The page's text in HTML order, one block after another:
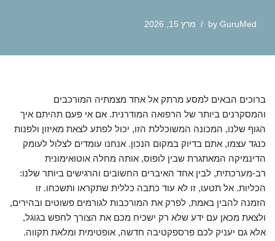
by GuruMed מרץ 15, 2026
ברוכים הבאים למסע מרתק אל אחד מצמתיה המורכבים
והמסקרנים ביותר של הרפואה המודרנית. אם אי פעם תהיתם איך
הגוף שלנו, המכונה המשוכללת הזו, יכול לפתע לצאת מאיזון ולפנות
כנגד עצמו, אתם בדיוק במקום הנכון. אנחנו עומדים לצלול לעומק
הדינמיקה המאתגרת שבין לופוס, אותה מחלה אוטואימונית
רב-מערכתית, לבין אחד האיברים החשובים והרגישים ביותר שלנו:
הכליות. אל תטעו, זו לא עוד כתבה כללית שתקראו ותשכחו. זו
הזמנה להבין באמת, לפרק את המורכבות לגורמים פשוטים ובהירים,
ולצאת מכאן עם ידע שלא רק ישכיח מכם את הצורך לחפש בגוגל,
אלא גם יעניק לכם פרספקטיבה חדשה, אופטימית ומלאת תקווה.